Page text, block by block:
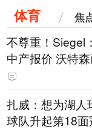
体育 焦
不尊重！Siegel
中产报价 沃特
扎威：想为湖人
球队升起第18